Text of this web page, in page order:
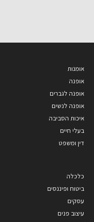
אומנות
אופנה
אופנה לגברים
אופנה לנשים
איכות הסביבה
בעלי חיים
דין ומשפט
כלכלה
ביטוח ופיננסים
עסקים
עיצוב פנים